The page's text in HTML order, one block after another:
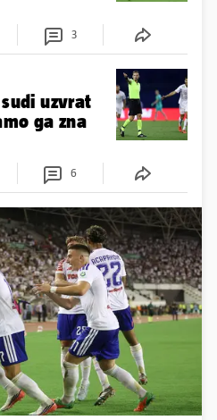
3
uzvrat
ga zna
6